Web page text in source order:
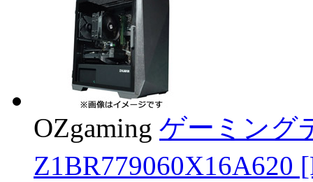
OZgaming ゲーミング
Z1BR779060X16A620